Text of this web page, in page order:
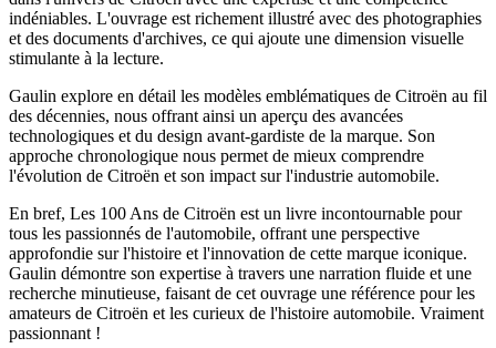
indéniables. L'ouvrage est richement illustré avec des photographies
et des documents d'archives, ce qui ajoute une dimension visuelle
stimulante à la lecture.
Gaulin explore en détail les modèles emblématiques de Citroën au fil
des décennies, nous offrant ainsi un aperçu des avancées
technologiques et du design avant-gardiste de la marque. Son
approche chronologique nous permet de mieux comprendre
l'évolution de Citroën et son impact sur l'industrie automobile.
En bref, Les 100 Ans de Citroën est un livre incontournable pour
tous les passionnés de l'automobile, offrant une perspective
approfondie sur l'histoire et l'innovation de cette marque iconique.
Gaulin démontre son expertise à travers une narration fluide et une
recherche minutieuse, faisant de cet ouvrage une référence pour les
amateurs de Citroën et les curieux de l'histoire automobile. Vraiment
passionnant !